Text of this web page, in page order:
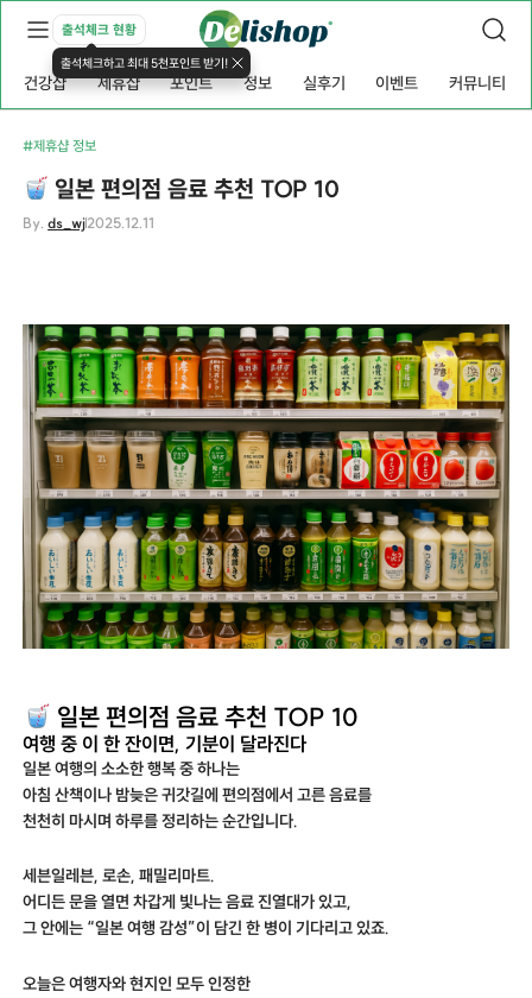
출석체크 현황
출석체크하고 최대 5천포인트 받기!
건강샵 제휴샵 포인트 정보 실후기 이벤트 커뮤니티
#제휴샵 정보
일본 편의점 음료 추천 TOP 10
By.ds_wj2025.12.11
일본 편의점 음료 추천 TOP 10
여행 중 이 한 잔이면, 기분이 달라진다
일본 여행의 소소한 행복 중 하나는
아침 산책이나 밤늦은 귀갓길에 편의점에서 고른 음료를
천천히 마시며 하루를 정리하는 순간입니다.
세븐일레븐, 로손, 패밀리마트.
어디든 문을 열면 차갑게 빛나는 음료 진열대가 있고,
그 안에는 “일본 여행 감성”이 담긴 한 병이 기다리고 있죠.
오늘은 여행자와 현지인 모두 인정한